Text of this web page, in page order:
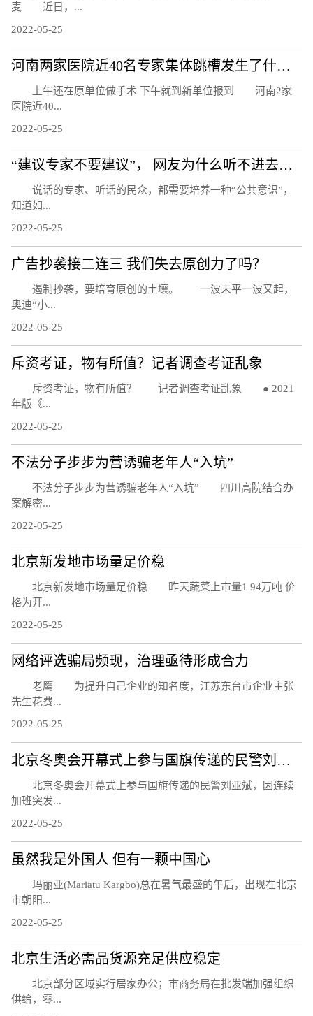
麦 近日，...
2022-05-25
河南两家医院近40名专家集体跳槽发生了什么？
上午还在原单位做手术 下午就到新单位报到 河南2家
医院近40...
2022-05-25
“建议专家不要建议”， 网友为什么听不进去话？
说话的专家、听话的民众，都需要培养一种“公共意识”，
知道如...
2022-05-25
广告抄袭接二连三 我们失去原创力了吗？
遏制抄袭，要培育原创的土壤。 一波未平一波又起，
奥迪“小...
2022-05-25
斥资考证，物有所值？记者调查考证乱象
斥资考证，物有所值？ 记者调查考证乱象 ● 2021
年版《...
2022-05-25
不法分子步步为营诱骗老年人“入坑”
不法分子步步为营诱骗老年人“入坑” 四川高院结合办
案解密...
2022-05-25
北京新发地市场量足价稳
北京新发地市场量足价稳 昨天蔬菜上市量1 94万吨 价
格为开...
2022-05-25
网络评选骗局频现，治理亟待形成合力
老鹰 为提升自己企业的知名度，江苏东台市企业主张
先生花费...
2022-05-25
北京冬奥会开幕式上参与国旗传递的民警刘亚斌殉职
北京冬奥会开幕式上参与国旗传递的民警刘亚斌，因连续
加班突发...
2022-05-25
虽然我是外国人 但有一颗中国心
玛丽亚(Mariatu Kargbo)总在暑气最盛的午后，出现在北京
市朝阳...
2022-05-25
北京生活必需品货源充足供应稳定
北京部分区域实行居家办公；市商务局在批发端加强组织
供给，零...